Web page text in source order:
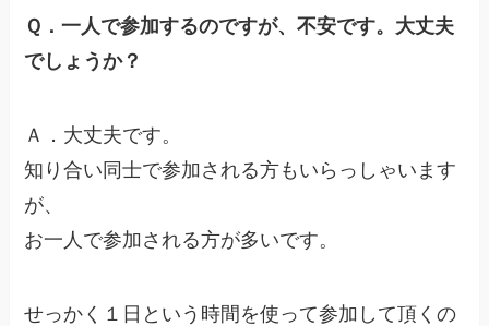
Ｑ．一人で参加するのですが、不安です。大丈夫
でしょうか？
Ａ．大丈夫です。
知り合い同士で参加される方もいらっしゃいます
が、
お一人で参加される方が多いです。
せっかく１日という時間を使って参加して頂くの